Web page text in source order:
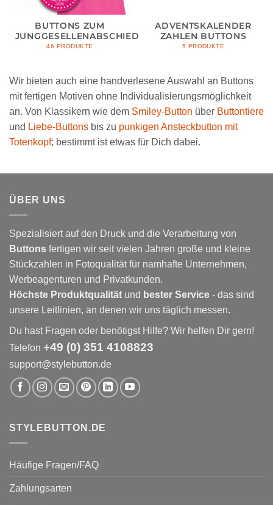
BUTTONS ZUM
JUNGGESELLENABSCHIED
46 PRODUKTE
ADVENTSKALENDER
ZAHLEN BUTTONS
5 PRODUKTE
Wir bieten auch eine handverlesene Auswahl an Buttons
mit fertigen Motiven ohne Individualisierungsmöglichkeit
an. Von Klassikern wie dem Smiley-Button über Buttontiere
und Liebe-Buttons bis zu punkigen Ansteckbutton mit
Totenkopf; bestimmt ist etwas für Dich dabei.
ÜBER UNS
Spezialisiert auf den Druck und die Verarbeitung von
Buttons fertigen wir seit vielen Jahren große und kleine
Stückzahlen in Fotoqualität für namhafte Unternehmen,
Werbeagenturen und Privatkunden.
Höchste Produktqualität und bester Service - das sind
unsere Leitlinien, an denen wir uns täglich messen.
Du hast Fragen oder benötigst Hilfe? Wir helfen Dir gern!
Telefon +49 (0) 351 4108823
support@stylebutton.de
STYLEBUTTON.DE
Häufige Fragen/FAQ
Zahlungsarten